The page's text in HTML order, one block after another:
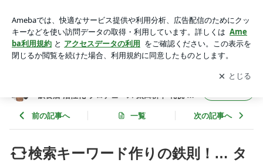
ている＆困っていること】 | フード食ビジネス 専門家 経営コ
ンサルタント 飲食店 活性化 プロデュース 太田耕平 札幌 北海
道 ファインド ブログ
アプリをダウンロードして ブログの更新通知
を受け取りまし
ょう。
開く
飲食店 活性化 プロデュース 太田耕平 札幌 北
前の記事へ 一覧 次の記事へ
検索キーワード作りの鉄則！… タ